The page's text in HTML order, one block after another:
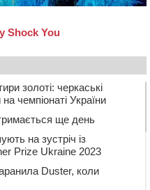
золоті: черкаські
чемпіонаті України
ще день
на зустріч із
Prize Ukraine 2023
Duster, коли